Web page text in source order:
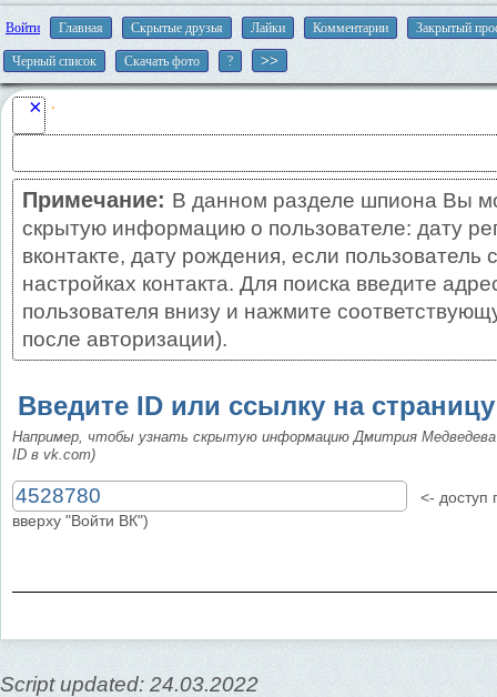
Войти Главная Скрытые друзья Лайки Комментарии Закрытый
Черный список Скачать фото ?
×
Примечание: В данном разделе шпиона Вы
скрытую информацию о пользователе: дату
вконтакте, дату рождения, если пользователь
настройках контакта. Для поиска введите
пользователя внизу и нажмите
после авторизации).
Введите ID или ссылку на
Например, чтобы узнать скрытую информацию Дмитрия
ID в vk.com)
<- доступ
вверху "Войти ВК")
Script updated: 24.03.2022